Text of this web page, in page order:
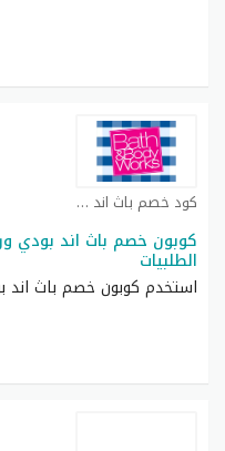
كود خصم باث اند بودي كوبون
الطلبيات
استخدم كوبون خصم باث اند بودي وركس